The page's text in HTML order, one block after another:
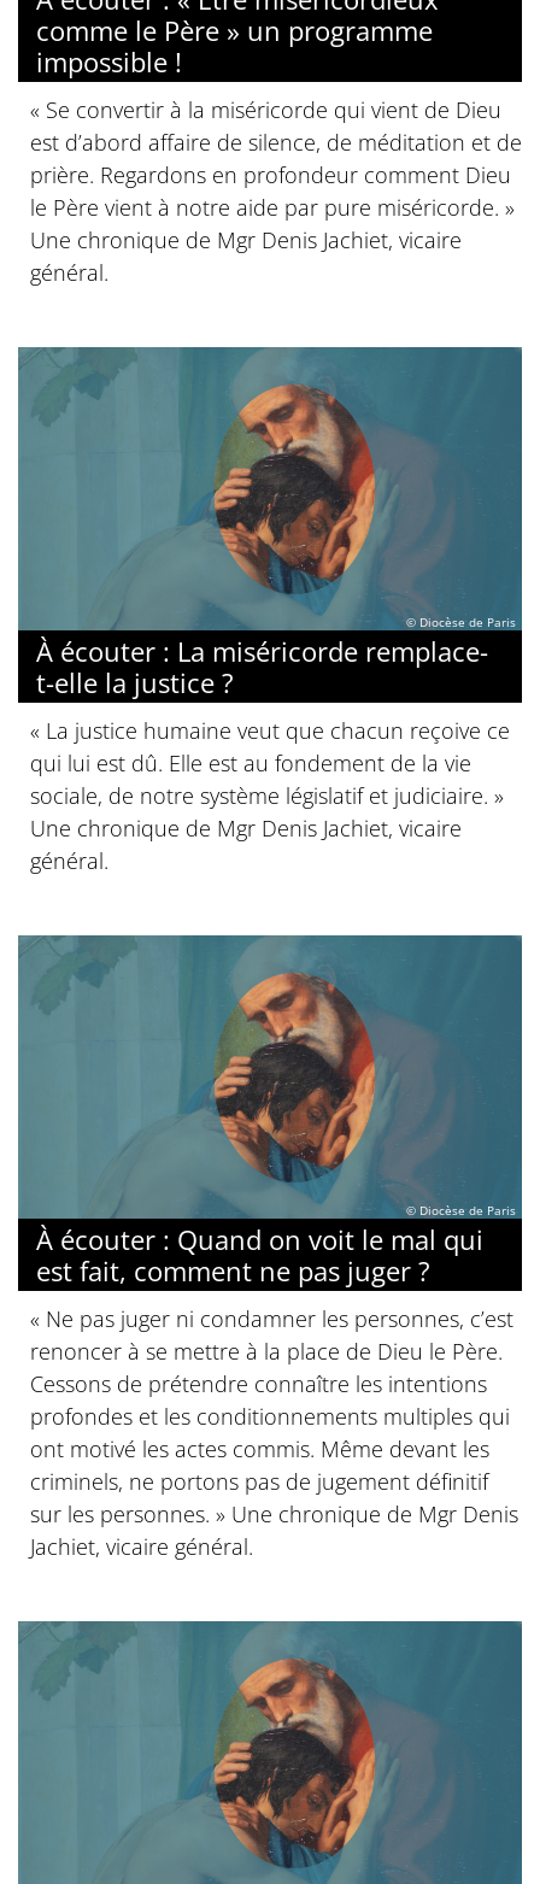
comme le Père » un programme
impossible !
« Se convertir à la miséricorde qui vient de Dieu
est d’abord affaire de silence, de méditation et de
prière. Regardons en profondeur comment Dieu
le Père vient à notre aide par pure miséricorde. »
Une chronique de Mgr Denis Jachiet, vicaire
général.
© Diocèse de Paris
À écouter : La miséricorde remplace-
t-elle la justice ?
« La justice humaine veut que chacun reçoive ce
qui lui est dû. Elle est au fondement de la vie
sociale, de notre système législatif et judiciaire. »
Une chronique de Mgr Denis Jachiet, vicaire
général.
© Diocèse de Paris
À écouter : Quand on voit le mal qui
est fait, comment ne pas juger ?
« Ne pas juger ni condamner les personnes, c’est
renoncer à se mettre à la place de Dieu le Père.
Cessons de prétendre connaître les intentions
profondes et les conditionnements multiples qui
ont motivé les actes commis. Même devant les
criminels, ne portons pas de jugement définitif
sur les personnes. » Une chronique de Mgr Denis
Jachiet, vicaire général.